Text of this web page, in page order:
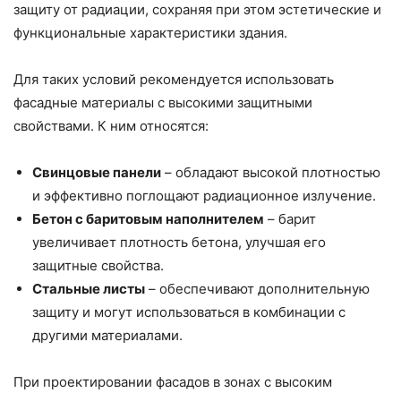
защиту от радиации, сохраняя при этом эстетические и
функциональные характеристики здания.
Для таких условий рекомендуется использовать
фасадные материалы с высокими защитными
свойствами. К ним относятся:
Свинцовые панели – обладают высокой плотностью
и эффективно поглощают радиационное излучение.
Бетон с баритовым наполнителем – барит
увеличивает плотность бетона, улучшая его
защитные свойства.
Стальные листы – обеспечивают дополнительную
защиту и могут использоваться в комбинации с
другими материалами.
При проектировании фасадов в зонах с высоким